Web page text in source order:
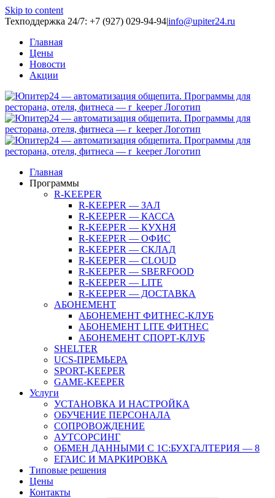
Skip to content
Техподдержка 24/7: +7 (927) 029-94-94|info@upiter24.ru
Главная
Цены
Новости
Акции
Главная
Программы
R-KEEPER
R-KEEPER — ЗАЛ
R-KEEPER — КАССА
R-KEEPER — КУХНЯ
R-KEEPER — ОФИС
R-KEEPER — СКЛАД
R-KEEPER — CLOUD
R-KEEPER — SBERFOOD
R-KEEPER — LITE
R-KEEPER — ДОСТАВКА
АБОНЕМЕНТ
АБОНЕМЕНТ ФИТНЕС-КЛУБ
АБОНЕМЕНТ LITE ФИТНЕС
АБОНЕМЕНТ СПОРТ-КЛУБ
SHELTER
UCS-ПРЕМЬЕРА
SPORT-KEEPER
GAME-KEEPER
Услуги
УСТАНОВКА И НАСТРОЙКА
ОБУЧЕНИЕ ПЕРСОНАЛА
СОПРОВОЖДЕНИЕ
АУТСОРСИНГ
ОБМЕН ДАННЫМИ С 1С:БУХГАЛТЕРИЯ — 8
ЕГАИС И МАРКИРОВКА
Типовые решения
Цены
Контакты